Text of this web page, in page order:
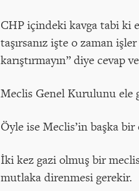
CHP içindeki kavga tabi ki
taşırsanız işte o zaman
karıştırmayın” diye cevap
Meclis Genel Kurulunu ele
Öyle ise Meclis’in başka
İki kez gazi olmuş bir
mutlaka direnmesi gerekir.